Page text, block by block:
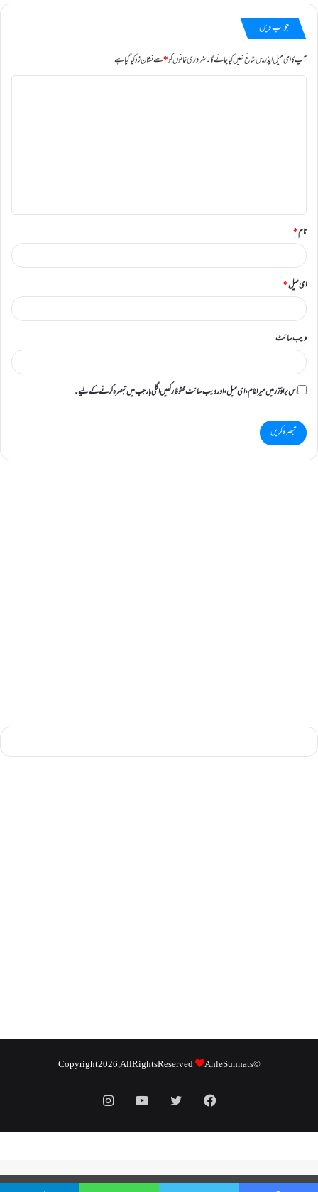
جواب دیں
آپ کا ای میل ایڈریس شائع نہیں کیا جائے گا۔ضروری خانوں کو*سے نشان زد کیا گیا ہے
نام*
ای میل*
ویب‌ سائٹ
اس براؤزر میں میرا نام، ای میل، اور ویب سائٹ محفوظ رکھیں اگلی بار جب میں تبصرہ کرنے کےلیے۔
© Copyright 2026, All Rights Reserved |
Ahle Sunnats
Facebook
Twitter
YouTube
Instagram